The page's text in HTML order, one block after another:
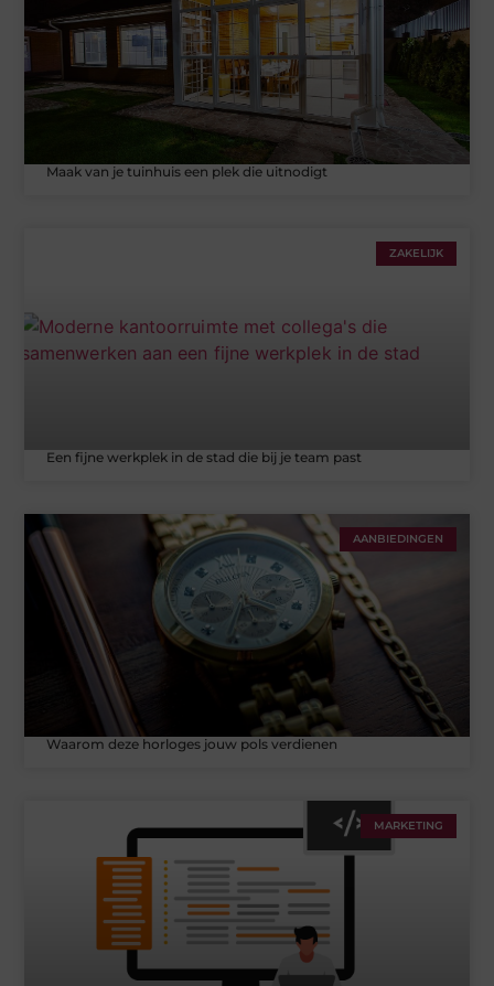
Maak van je tuinhuis een plek die uitnodigt
ZAKELIJK
Een fijne werkplek in de stad die bij je team past
AANBIEDINGEN
Waarom deze horloges jouw pols verdienen
MARKETING